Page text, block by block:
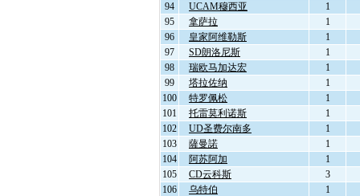
94
UCAM穆西亚 1
95
拿萨拉 1
96
皇家阿维勒斯 1
97
SD朗洛尼斯 1
98
瑞欧马加达宏 1
99
塔拉佐纳 1
100
特罗佩松 1
101
托雷莫利诺斯 1
102
UD圣费尔南多 1
103
薩曼諾 1
104
阿苏阿加 1
105
CD云科斯 3
106
乌特伯 1